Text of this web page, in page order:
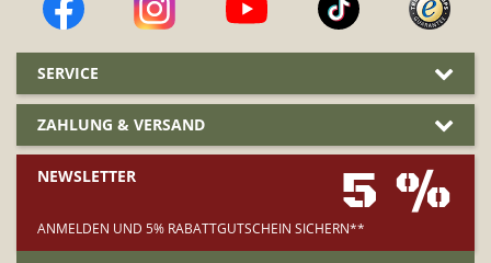
SERVICE
ZAHLUNG & VERSAND
NEWSLETTER 5 %
ANMELDEN UND 5% RABATTGUTSCHEIN SICHERN**